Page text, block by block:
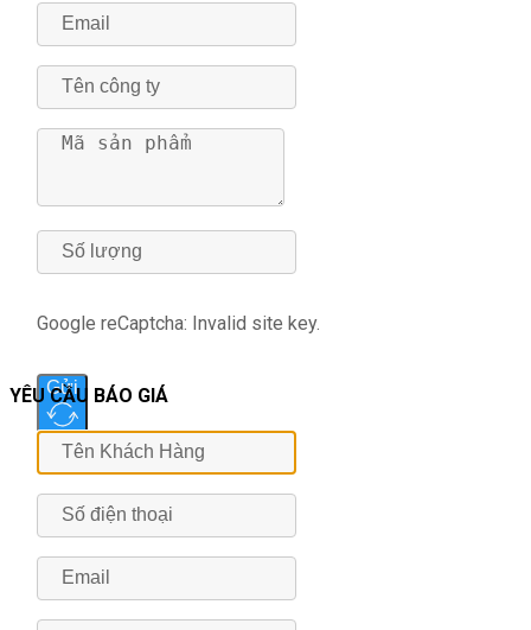
Google reCaptcha: Invalid site key.
Gửi
YÊU CẦU BÁO GIÁ